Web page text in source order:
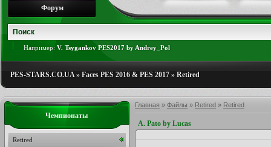
Форум
Например: V. Tsygankov PES2017 by Andrey_Pol
PES-STARS.CO.UA» Faces PES 2016 & PES 2017 » Retired
Главная » Файлы » Retired » Retired
A. Pato by Lucas
Чемпионаты
Retired